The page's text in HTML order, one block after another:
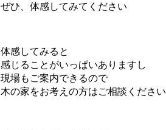
ぜひ、体感してみてください
体感してみると
感じることがいっぱいありますし
現場もご案内できるので
木の家をお考えの方はご相談ください